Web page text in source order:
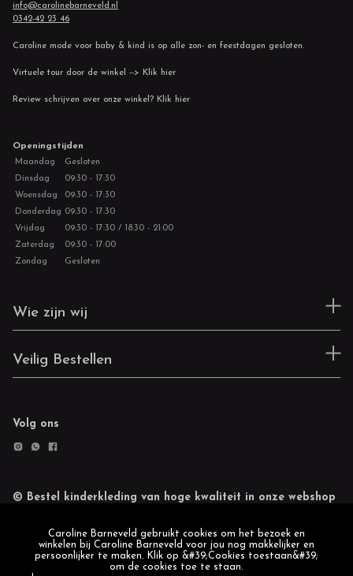
info@carolinebarneveld.nl
0342-42 23 46
Caroline mode voor baby & kind is op alle zon- en feestdagen gesloten.
Virtuele tour door de winkel --> Klik hier
Review schrijven over onze winkel? Klik hier
Openingstijden
Maandag
Gesloten
Dinsdag
09:30 - 17:30
Woensdag
09:30 - 17:30
Donderdag 09:30 - 17:30
Vrijdag
09:30 - 17:30 / 18:30 - 21:00
Zaterdag
09:30 - 17:00
Zondag
Gesloten
Wie zijn wij
Veilig Bestellen
Volg ons
© Bestel kinderkleding van hoge kwaliteit in onze webshop
Caroline Barneveld gebruikt cookies om het bezoek en
winkelen bij Caroline Barneveld voor jou nog makkelijker en
persoonlijker te maken. Klik op &#39;Cookies toestaan&#39;
om de cookies toe te staan.